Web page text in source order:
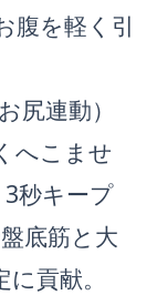
腹を軽く引
連動）
へこませ
秒キープ
底筋と大
貢献。